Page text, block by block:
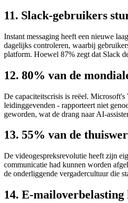
11. Slack-gebruikers
Instant messaging heeft een nieuwe
dagelijks controleren, waarbij
platform. Hoewel 87% zegt dat Slack
12. 80% van de
De capaciteitscrisis is reëel.
leidinggevenden - rapporteert niet
geworden, wat de drang naar AI-
13. 55% van de
De videogespreksrevolutie heeft zijn
communicatie had kunnen worden
de onderliggende vergadercultuur die
14. E-